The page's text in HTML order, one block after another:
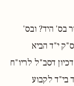
בס' היד? ובס'
י"ד הביא
דסב"ל לריו"ח
בי"ד לקבוע